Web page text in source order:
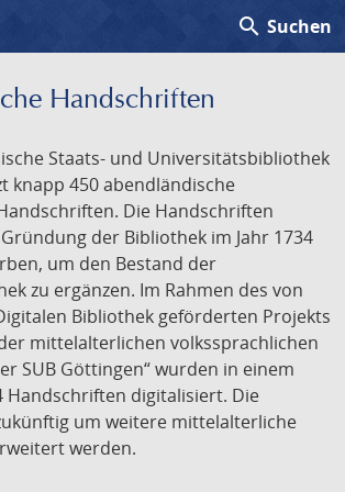
search Suchen
Handschriften
Staats- und Universitätsbibliothek
knapp 450 abendländische
Die Handschriften
der Bibliothek im Jahr 1734
um den Bestand der
zu ergänzen. Im Rahmen des von
Bibliothek geförderten Projekts
mittelalterlichen volkssprachlichen
SUB Göttingen“ wurden in einem
Handschriften digitalisiert. Die
um weitere mittelalterliche
werden.